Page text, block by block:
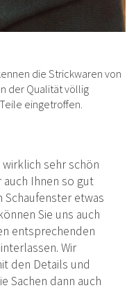
die Strickwaren von
der Qualität völlig
eingetroffen.
wirklich sehr schön
auch Ihnen so gut
Schaufenster etwas
Sie uns auch
entsprechenden
Wir
den Details und
Sachen dann auch